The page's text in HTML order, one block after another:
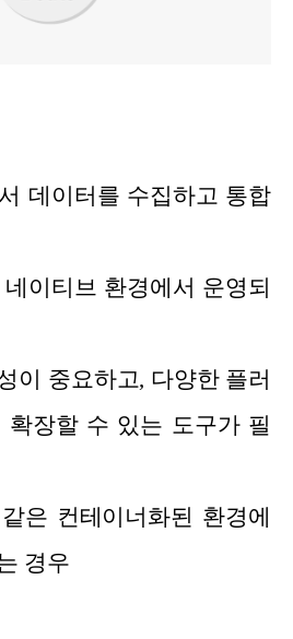
데이터를 수집하고 통합
이티브 환경에서 운영되
이 중요하고, 다양한 플러
확장할 수 있는 도구가 필
은 컨테이너화된 환경에
경우